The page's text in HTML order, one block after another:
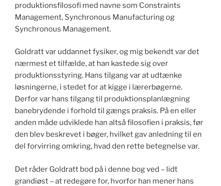
produktionsfilosofi med navne som Constraints
Management, Synchronous Manufacturing og
Synchronous Management.
Goldratt var uddannet fysiker, og mig bekendt var det
nærmest et tilfælde, at han kastede sig over
produktionsstyring. Hans tilgang var at udtænke
løsningerne, i stedet for at kigge i lærerbøgerne.
Derfor var hans tilgang til produktionsplanlægning
banebrydende i forhold til gængs praksis. På en eller
anden måde udviklede han altså filosofien i praksis, før
den blev beskrevet i bøger, hvilket gav anledning til en
del forvirring omkring, hvad den rette betegnelse var.
Det råder Goldratt bod på i denne bog ved – lidt
grandiøst – at redegøre for, hvorfor han mener hans